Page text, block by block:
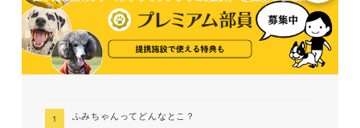
ふみちゃんってどんなとこ？